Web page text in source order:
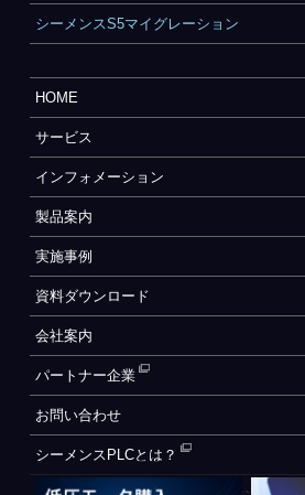
シーメンスS5マイグレーション
HOME
サービス
インフォメーション
製品案内
実施事例
資料ダウンロード
会社案内
パートナー企業
お問い合わせ
シーメンスPLCとは？